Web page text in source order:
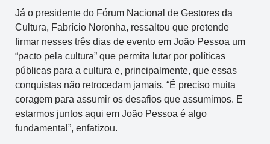
Já o presidente do Fórum Nacional de Gestores da
Cultura, Fabrício Noronha, ressaltou que pretende
firmar nesses três dias de evento em João Pessoa um
“pacto pela cultura” que permita lutar por políticas
públicas para a cultura e, principalmente, que essas
conquistas não retrocedam jamais. “É preciso muita
coragem para assumir os desafios que assumimos. E
estarmos juntos aqui em João Pessoa é algo
fundamental”, enfatizou.